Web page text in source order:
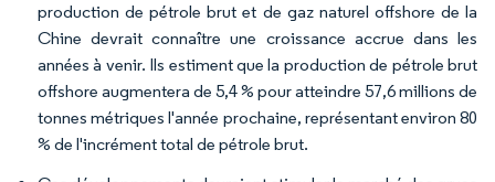
production de pétrole brut et de gaz naturel offshore de la
Chine devrait connaître une croissance accrue dans les
années à venir. Ils estiment que la production de pétrole brut
offshore augmentera de 5,4 % pour atteindre 57,6 millions de
tonnes métriques l'année prochaine, représentant environ 80
% de l'incrément total de pétrole brut.